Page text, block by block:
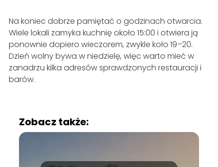
Na koniec dobrze pamiętać o godzinach otwarcia.
Wiele lokali zamyka kuchnię około 15:00 i otwiera ją
ponownie dopiero wieczorem, zwykle koło 19–20.
Dzień wolny bywa w niedzielę, więc warto mieć w
zanadrzu kilka adresów sprawdzonych restauracji i
barów.
Zobacz także: